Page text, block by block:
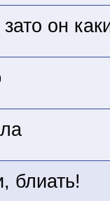
он
блиать!